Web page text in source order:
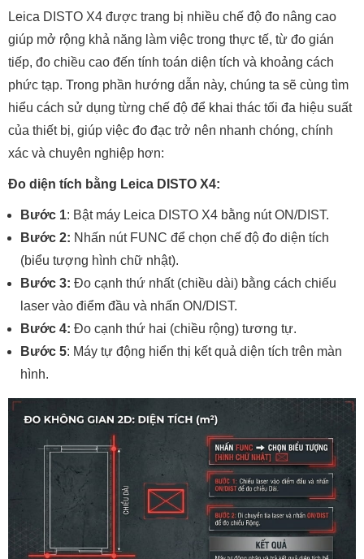
Leica DISTO X4 được trang bị nhiều chế độ đo nâng cao
giúp mở rộng khả năng làm việc trong thực tế, từ đo gián
tiếp, đo chiều cao đến tính toán diện tích và khoảng cách
phức tạp. Trong phần hướng dẫn này, chúng ta sẽ cùng tìm
hiểu cách sử dụng từng chế độ để khai thác tối đa hiệu suất
của thiết bị, giúp việc đo đạc trở nên nhanh chóng, chính
xác và chuyên nghiệp hơn:
Đo diện tích bằng Leica DISTO X4:
Bước 1: Bật máy Leica DISTO X4 bằng nút ON/DIST.
Bước 2: Nhấn nút FUNC để chọn chế độ đo diện tích
(biểu tượng hình chữ nhật).
Bước 3: Đo cạnh thứ nhất (chiều dài) bằng cách chiếu
laser vào điểm đầu và nhấn ON/DIST.
Bước 4: Đo cạnh thứ hai (chiều rộng) tương tự.
Bước 5: Máy tự động hiển thị kết quả diện tích trên màn
hình.